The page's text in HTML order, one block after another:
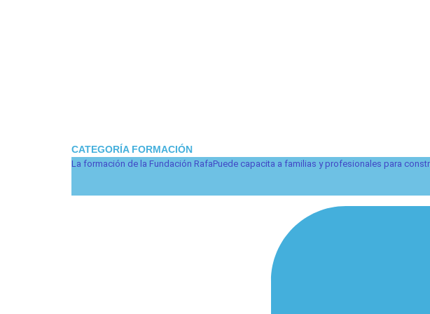
CATEGORÍA FORMACIÓN
La formación de la Fundación RafaPuede capacita a familias y profesionales para